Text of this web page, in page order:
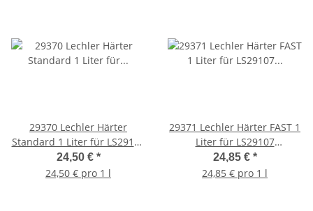
29370 Lechler Härter
Standard 1 Liter für LS29107
Epoxy Primer
24,50 € *
24,50 € pro 1 l
29371 Lechler Härter FAST 1
Liter für LS29107
Epoxyprimer
24,85 € *
24,85 € pro 1 l